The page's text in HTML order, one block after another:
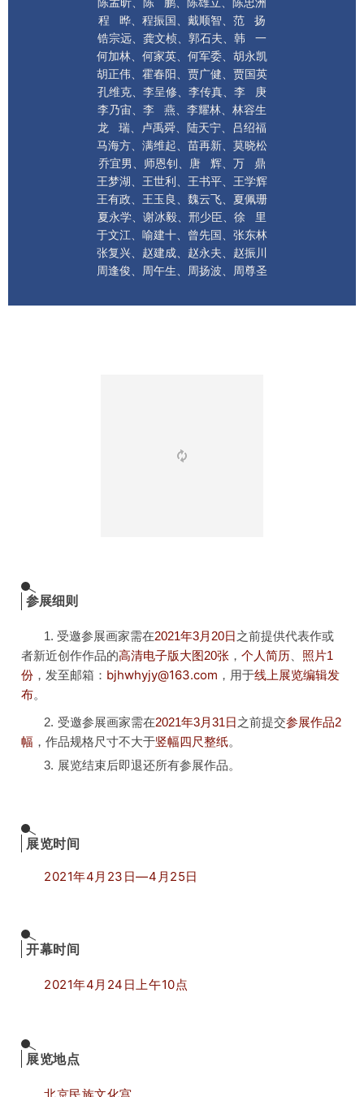
陈孟昕、
程 晔、 程振国、戴顺智、 范 扬
锆宗远、 龚文桢、 郭石夫、韩 一
何加林、 何家英、 何军委、胡永凯
胡正伟、 霍春阳、 贾广健、贾国英
孔维克、 李呈修、 李传真、李 庚
李乃宙、 李 燕、 李耀林、林容生
龙 瑞、
卢禹舜、
陆天宁、吕绍福
马海方、 满维起、 苗再新、莫晓松
乔宜男、 师恩钊、 唐 辉、万 鼎
王梦湖、 王世利、 王书平、王学辉
王有政、 王玉良、 魏云飞、夏佩珊
夏永学、 谢冰毅、邢少臣、徐 里
于文江、 喻建十、曾先国、张东林
张复兴、 赵建成、赵永夫、赵振川
周逢俊、 周午生、周扬波、周尊圣
参展细则
1. 受邀参展画家需在2021年3月20日 之前提供代表作或
者新近创作作品的高清电子版大图20张 ， 个人简历、 照片1
份 ， 发至邮箱： bjhwhyjy@163.com ， 用于线上展览编辑发
布。
2. 受邀参展画家需在2021年3月31日 之前提交参展作品2
幅 ，作品规格尺寸不大于竖幅 四尺整纸。
3. 展览结束后即退还所有参展作品。
展览时间
2021年4月23日—4月25日
开幕时间
2021年4月24日上午10点
展览地点